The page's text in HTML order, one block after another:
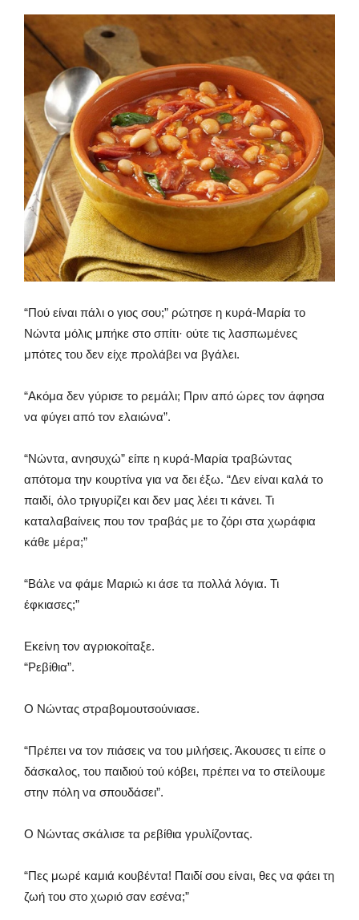
“Πού είναι πάλι ο γιος σου;” ρώτησε η κυρά-Μαρία το
Νώντα μόλις μπήκε στο σπίτι· ούτε τις λασπωμένες
μπότες του δεν είχε προλάβει να βγάλει.
“Ακόμα δεν γύρισε το ρεμάλι; Πριν από ώρες τον άφησα
να φύγει από τον ελαιώνα”.
“Νώντα, ανησυχώ” είπε η κυρά-Μαρία τραβώντας
απότομα την κουρτίνα για να δει έξω. “Δεν είναι καλά το
παιδί, όλο τριγυρίζει και δεν μας λέει τι κάνει. Τι
καταλαβαίνεις που τον τραβάς με το ζόρι στα χωράφια
κάθε μέρα;”
“Βάλε να φάμε Μαριώ κι άσε τα πολλά λόγια. Τι
έφκιασες;”
Εκείνη τον αγριοκοίταξε.
“Ρεβίθια”.
Ο Νώντας στραβομουτσούνιασε.
“Πρέπει να τον πιάσεις να του μιλήσεις. Άκουσες τι είπε ο
δάσκαλος, του παιδιού τού κόβει, πρέπει να το στείλουμε
στην πόλη να σπουδάσει”.
Ο Νώντας σκάλισε τα ρεβίθια γρυλίζοντας.
“Πες μωρέ καμιά κουβέντα! Παιδί σου είναι, θες να φάει τη
ζωή του στο χωριό σαν εσένα;”